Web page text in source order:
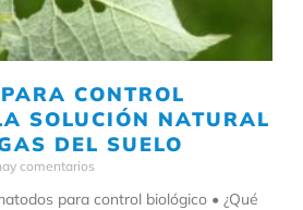
CONTROL
SOLUCIÓN NATURAL
DEL SUELO
comentarios
para control biológico • ¿Qué